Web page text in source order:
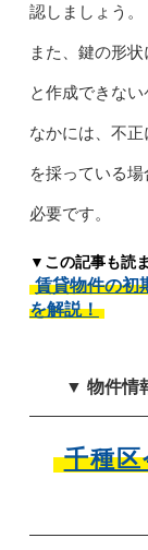
認しましょう。
また、鍵の形
と作成できない
なかには、不
を採っている
必要です。
▼この記事も読
賃貸物件の初
を解説！
▼ 物件情
千種